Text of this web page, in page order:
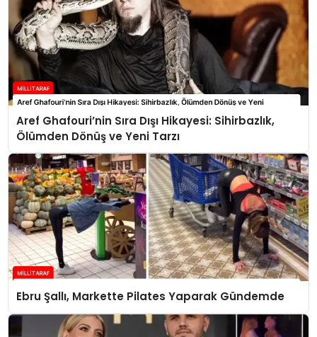
Aref Ghafouri’nin Sıra Dışı Hikayesi: Sihirbazlık,
Ölümden Dönüş ve Yeni Tarzı
Ebru Şallı, Markette Pilates Yaparak Gündemde